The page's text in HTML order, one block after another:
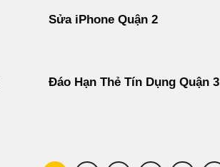
Sửa iPhone Quận 2
Đáo Hạn Thẻ Tín Dụng Quận 3